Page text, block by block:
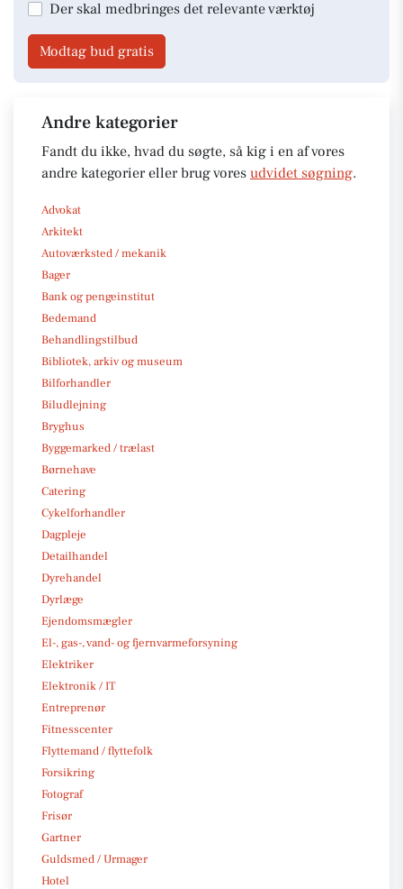
Der skal medbringes det relevante værktøj
Modtag bud gratis
Andre kategorier
Fandt du ikke, hvad du søgte, så kig i en af vores
andre kategorier eller brug vores udvidet søgning.
Advokat
Arkitekt
Autoværksted / mekanik
Bager
Bank og pengeinstitut
Bedemand
Behandlingstilbud
Bibliotek, arkiv og museum
Bilforhandler
Biludlejning
Bryghus
Byggemarked / trælast
Børnehave
Catering
Cykelforhandler
Dagpleje
Detailhandel
Dyrehandel
Dyrlæge
Ejendomsmægler
El-, gas-, vand- og fjernvarmeforsyning
Elektriker
Elektronik / IT
Entreprenør
Fitnesscenter
Flyttemand / flyttefolk
Forsikring
Fotograf
Frisør
Gartner
Guldsmed / Urmager
Hotel